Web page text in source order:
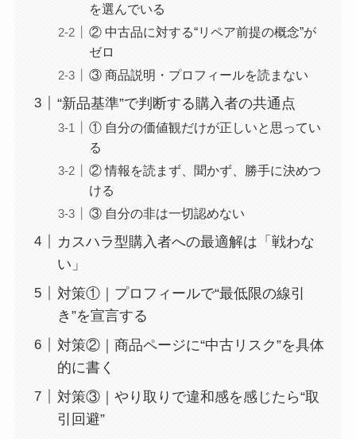
を選んでいる
② 中古品に対する“リペア前提の概念”が
ゼロ
③ 商品説明・プロフィールを読まない
“新品基準”で判断する購入者の共通点
① 自分の価値観だけが正しいと思ってい
る
② 情報を読まず、聞かず、勝手に決めつ
ける
③ 自分の非は一切認めない
カスハラ型購入者への最適解は「戦わな
い」
対策①｜プロフィールで“最低限の線引
き”を宣言する
対策②｜商品ページに“中古リスク”を具体
的に書く
対策③｜やり取りで違和感を感じたら“取
引回避”